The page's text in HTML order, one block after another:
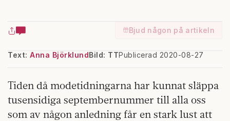
Bjud någon på artikeln
Text: Anna Björklund Publicerad 2020-08-27
Bild: TT
Tiden då modetidningarna har kunnat släppa
tusensidiga septembernummer till alla oss
som av någon anledning får en stark lust att